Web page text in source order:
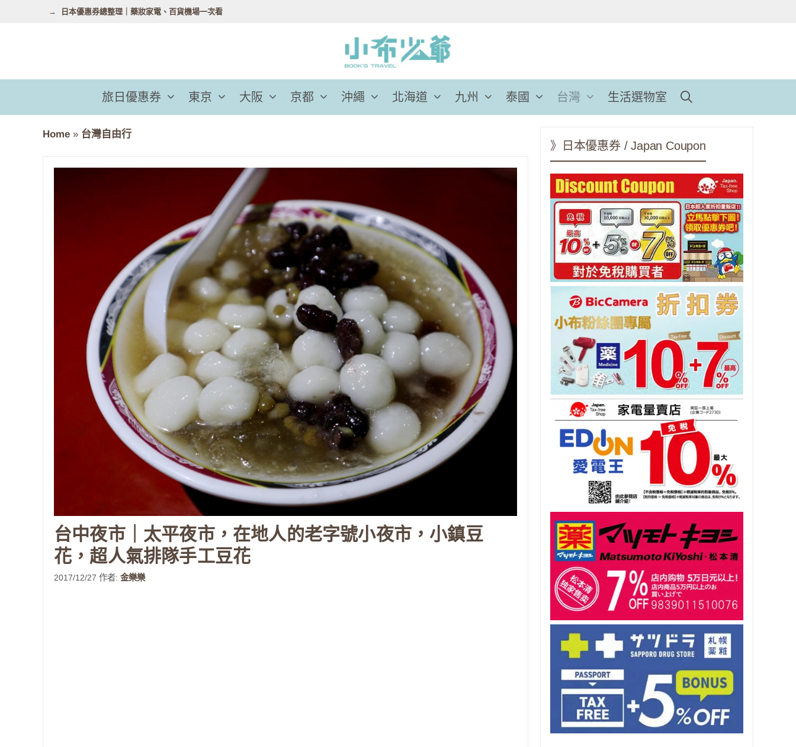
容
日本優惠券總整理｜藥妝家電、百貨機場一次看
旅日優惠券 東京 大阪 京都 沖繩 北海道 九州 泰國 台灣 生活選物室
Home » 台灣自由行
台中夜市｜太平夜市，在地人的老字號小夜市，小鎮豆
花，超人氣排隊手工豆花
2017/12/27 作者: 金樂樂
》日本優惠券 / Japan Coupon